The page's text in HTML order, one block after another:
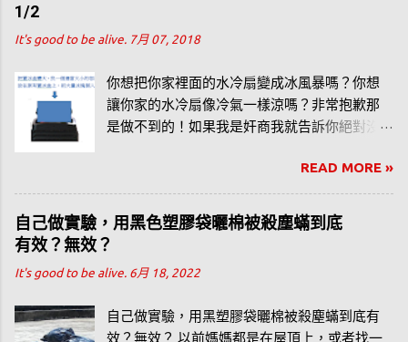
1/2
It's good to be alive. 7月 07, 2018
你想把你家裡面的水冷扇變成冰風暴嗎？你想
讓你家的水冷扇像冷氣一樣涼嗎？非常抱歉那
是做不到的！如果我是奸商我就告訴你絕對沒
者，我必須老實說，水冷扇只不過是風扇的一
種，跟冷氣差遠遠遠……遠了。 我個人實際使
用水冷扇快三～四個夏天了，覺得有一些方
法，應該可以讓水冷扇吹出「更涼」的風。
READ MORE »
自己做實驗，用黑色塑膠袋曬棉被殺塵蟎到底
有效？無效？
It's good to be alive. 6月 18, 2022
自己做實驗，用黑塑膠袋曬棉被殺塵蟎到底有
效？無效？ 以前媽媽都是在屋頂上，或者找一